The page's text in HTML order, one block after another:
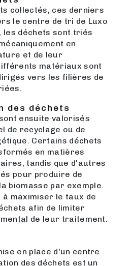
collectés, ces derniers
le centre de tri de Luxo
les déchets sont triés
en
et de leur
matériaux sont
vers les filières de
des déchets
ensuite valorisés
de recyclage ou de
Certains déchets
en matières
tandis que d'autres
pour produire de
biomasse par exemple.
à maximiser le taux de
afin de limiter
de leur traitement.
en place d'un centre
des déchets est un